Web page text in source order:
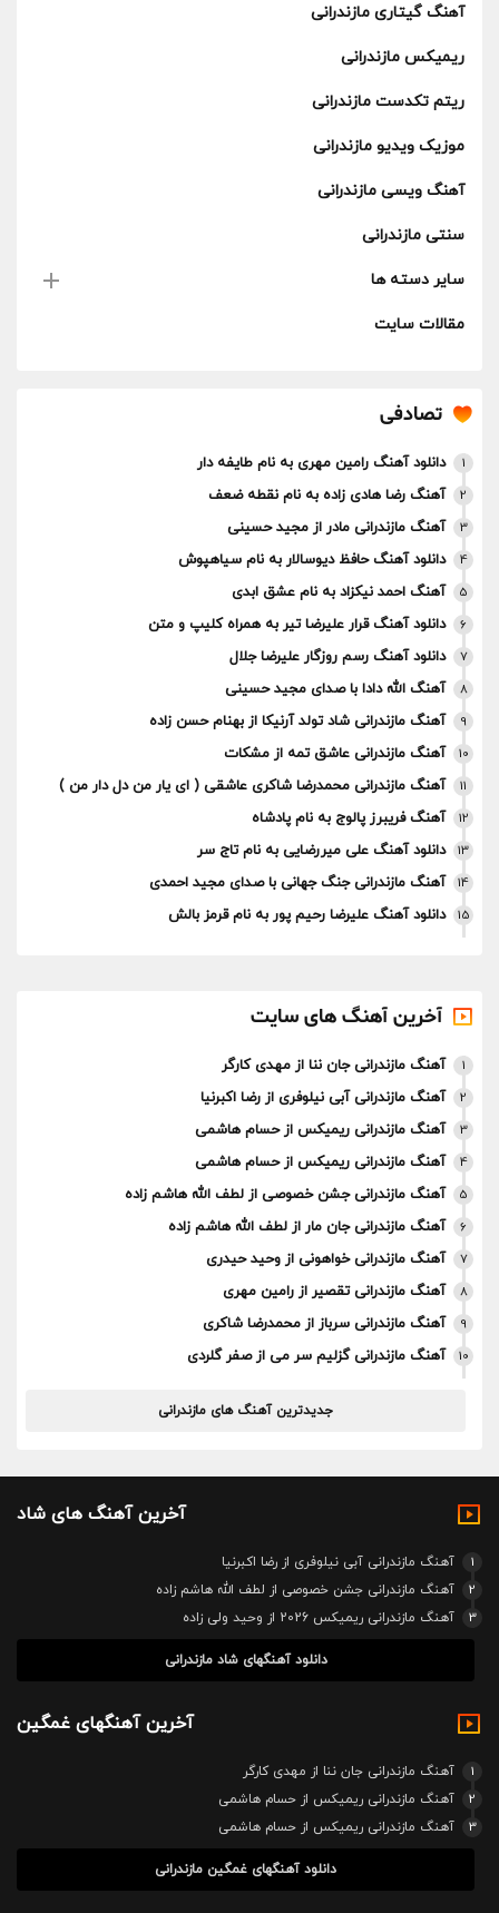
آهنگ گیتاری مازندرانی
ریمیکس مازندرانی
ریتم تکدست مازندرانی
موزیک ویدیو مازندرانی
آهنگ ویسی مازندرانی
سنتی مازندرانی
سایر دسته ها
مقالات سایت
تصادفی
1 دانلود آهنگ رامین مهری به نام طایفه دار
2 آهنگ رضا هادی زاده به نام نقطه ضعف
3 آهنگ مازندرانی مادر از مجید حسینی
4 دانلود آهنگ حافظ دیوسالار به نام سیاهپوش
5 آهنگ احمد نیکزاد به نام عشق ابدی
6 دانلود آهنگ قرار علیرضا تیر به همراه کلیپ و متن
7 دانلود آهنگ رسم روزگار علیرضا جلال
8 آهنگ الله دادا با صدای مجید حسینی
9 آهنگ مازندرانی شاد تولد آرنیکا از بهنام حسن زاده
10 آهنگ مازندرانی عاشق تمه از مشکات
11 آهنگ مازندرانی محمدرضا شاکری عاشقی ( ای یار من دل دار من )
12 آهنگ فریبرز پالوج به نام پادشاه
13 دانلود آهنگ علی میررضایی به نام تاج سر
14 آهنگ مازندرانی جنگ جهانی با صدای مجید احمدی
15 دانلود آهنگ علیرضا رحیم پور به نام قرمز بالش
آخرین آهنگ های سایت
1 آهنگ مازندرانی جان ننا از مهدی کارگر
2 آهنگ مازندرانی آبی نیلوفری از رضا اکبرنیا
3 آهنگ مازندرانی ریمیکس از حسام هاشمی
4 آهنگ مازندرانی ریمیکس از حسام هاشمی
5 آهنگ مازندرانی جشن خصوصی از لطف الله هاشم زاده
6 آهنگ مازندرانی جان مار از لطف الله هاشم زاده
7 آهنگ مازندرانی خواهونی از وحید حیدری
8 آهنگ مازندرانی تقصیر از رامین مهری
9 آهنگ مازندرانی سرباز از محمدرضا شاکری
10 آهنگ مازندرانی گزلیم سر می از صفر گلردی
جدیدترین آهنگ های مازندرانی
آخرین آهنگ های شاد
1
آهنگ مازندرانی آبی نیلوفری از رضا اکبرنیا
2
آهنگ مازندرانی جشن خصوصی از لطف الله هاشم زاده
3
آهنگ مازندرانی ریمیکس 2026 از وحید ولی زاده
دانلود آهنگهای شاد مازندرانی
آخرین آهنگهای غمگین
1
آهنگ مازندرانی جان ننا از مهدی کارگر
2
آهنگ مازندرانی ریمیکس از حسام هاشمی
3
آهنگ مازندرانی ریمیکس از حسام هاشمی
دانلود آهنگهای غمگین مازندرانی